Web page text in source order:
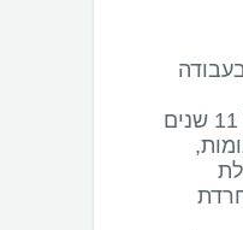
ד"ר מעין שחם בעל ניסיון קליני ומחקרי של מעל 11 שנים